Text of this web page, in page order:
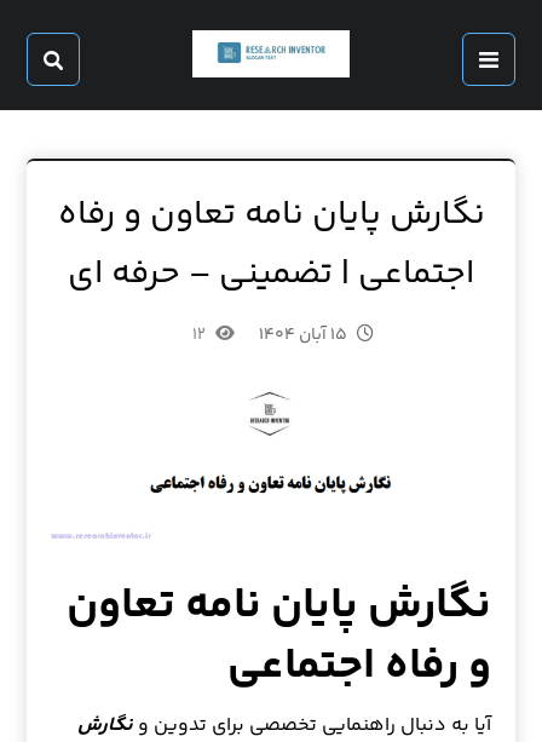
نگارش پایان نامه تعاون و رفاه
اجتماعی | تضمینی – حرفه ای
۱۵ آبان ۱۴۰۴ ۱۲
نگارش پایان نامه تعاون
و رفاه اجتماعی
آیا به دنبال راهنمایی تخصصی برای تدوین ونگارش